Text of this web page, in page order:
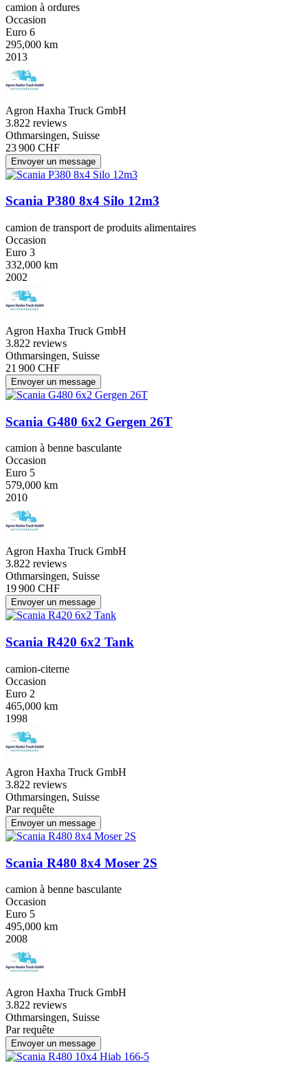
camion à ordures
Occasion
Euro 6
295,000 km
2013
Agron Haxha Truck GmbH
3.822 reviews
Othmarsingen, Suisse
23 900 CHF
Envoyer un message
Scania P380 8x4 Silo 12m3
camion de transport de produits alimentaires
Occasion
Euro 3
332,000 km
2002
Agron Haxha Truck GmbH
3.822 reviews
Othmarsingen, Suisse
21 900 CHF
Envoyer un message
Scania G480 6x2 Gergen 26T
camion à benne basculante
Occasion
Euro 5
579,000 km
2010
Agron Haxha Truck GmbH
3.822 reviews
Othmarsingen, Suisse
19 900 CHF
Envoyer un message
Scania R420 6x2 Tank
camion-citerne
Occasion
Euro 2
465,000 km
1998
Agron Haxha Truck GmbH
3.822 reviews
Othmarsingen, Suisse
Par requête
Envoyer un message
Scania R480 8x4 Moser 2S
camion à benne basculante
Occasion
Euro 5
495,000 km
2008
Agron Haxha Truck GmbH
3.822 reviews
Othmarsingen, Suisse
Par requête
Envoyer un message